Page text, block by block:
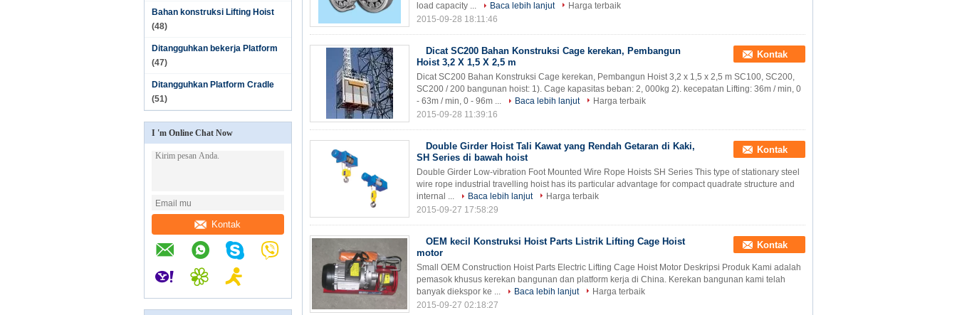
Bahan konstruksi Lifting Hoist
(48)
Ditangguhkan bekerja Platform
(47)
Ditangguhkan Platform Cradle
(51)
I 'm Online Chat Now
Kontak
load capacity ...
Baca lebih lanjut
Harga terbaik
2015-09-28 18:11:46
Dicat SC200 Bahan Konstruksi Cage kerekan, Pembangun
Hoist 3,2 X 1,5 X 2,5 m
Kontak
Dicat SC200 Bahan Konstruksi Cage kerekan, Pembangun Hoist 3,2 x 1,5 x 2,5 m SC100, SC200,
SC200 / 200 bangunan hoist: 1). Cage kapasitas beban: 2, 000kg 2). kecepatan Lifting: 36m / min, 0
- 63m / min, 0 - 96m ...
Baca lebih lanjut
Harga terbaik
2015-09-28 11:39:16
Double Girder Hoist Tali Kawat yang Rendah Getaran di Kaki,
SH Series di bawah hoist
Kontak
Double Girder Low-vibration Foot Mounted Wire Rope Hoists SH Series This type of stationary steel
wire rope industrial travelling hoist has its particular advantage for compact quadrate structure and
internal ...
Baca lebih lanjut
Harga terbaik
2015-09-27 17:58:29
OEM kecil Konstruksi Hoist Parts Listrik Lifting Cage Hoist
motor
Kontak
Small OEM Construction Hoist Parts Electric Lifting Cage Hoist Motor Deskripsi Produk Kami adalah
pemasok khusus kerekan bangunan dan platform kerja di China. Kerekan bangunan kami telah
banyak diekspor ke ...
Baca lebih lanjut
Harga terbaik
2015-09-27 02:18:27